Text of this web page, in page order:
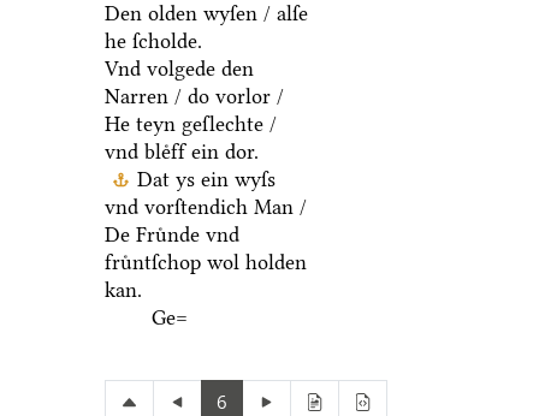
Den olden wyſen / alſe
he ſcholde.
Vnd volgede den
Narren / do vorlor /
He teyn geſlechte /
vnd bleͤff ein dor.
Dat ys ein wyſs
vnd vorſtendich Man /
De Fruͤnde vnd
fruͤntſchop wol holden
kan.
Ge=
6